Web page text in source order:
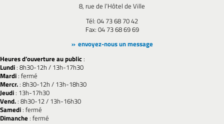
8, rue de l’Hôtel de Ville
Tél: 04 73 68 70 42
Fax: 04 73 68 69 69
envoyez-nous un message
Heures d’ouverture au public :
Lundi : 8h30-12h / 13h-17h30
Mardi : fermé
Mercr. : 8h30-12h / 13h-18h30
Jeudi : 13h-17h30
Vend. : 8h30-12 / 13h-16h30
Samedi : fermé
Dimanche : fermé